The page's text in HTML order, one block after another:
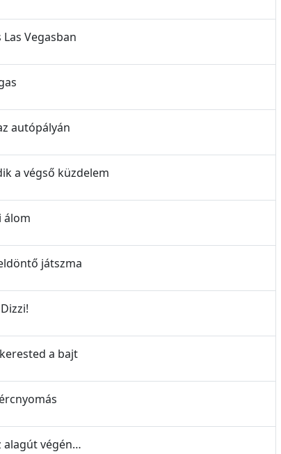
Las Vegasban
autópályán
a végső küzdelem
álom
játszma
a bajt
alagút végén…